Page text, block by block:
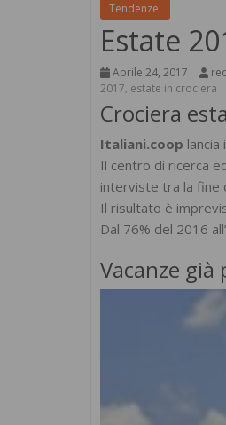
Tendenze
Estate
Aprile 24, 2017
2017, estate in crociera
Crociera
Italiani.coop lancia
Il centro di ricerca
interviste tra la fine
Il risultato è
Dal 76% del 2016
Vacanze